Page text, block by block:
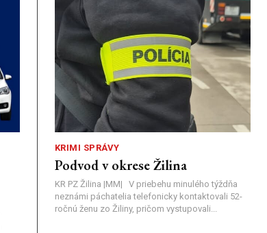
KRIMI SPRÁVY
Podvod v okrese Žilina
KR PZ Žilina |MM| V priebehu minulého týždňa
neznámi páchatelia telefonicky kontaktovali 52-
ročnú ženu zo Žiliny, pričom vystupovali...